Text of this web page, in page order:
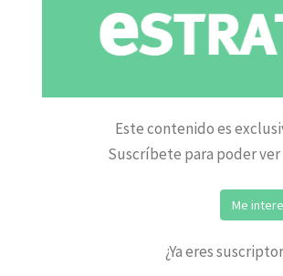
Este contenido es
Suscríbete para poder
Me
¿Ya eres